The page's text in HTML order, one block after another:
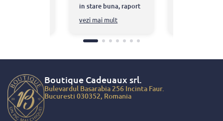
nu doar
faptul ca am
de cadouri
ce au fost
salariatilor si
in stare buna, raport
bun calitate pret, si
livrare foarte rapida!
vezi mai mult
Boutique Cadeuaux srl.
Bulevardul Basarabia 256 Incinta Faur.
Bucuresti 030352, Romania